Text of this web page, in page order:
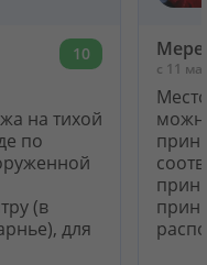
10
на тихой
по
(в
для
c 11